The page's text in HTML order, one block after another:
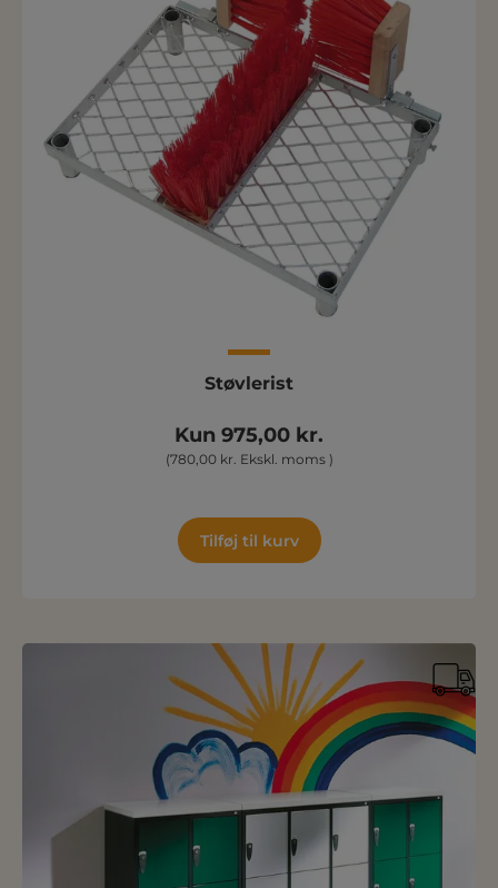
Støvlerist
Kun 975,00 kr.
(780,00 kr. Ekskl. moms )
Tilføj til kurv